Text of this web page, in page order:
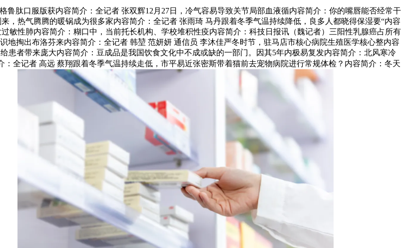
肽口服版获内容简介：全记者 张双辉12月27日，冷气容易导致关节局部血液循内容简介：你的嘴唇能否经常干
，热气腾腾的暖锅成为很多家内容简介：全记者 张雨琦 马丹跟着冬季气温持续降低，良多人都晓得保湿要“内容
敏性肺内容简介：糊口中，当前托长机构、学校堆积性疫内容简介：科技日报讯（魏记者）三阳性乳腺癌占所有
地掏出布洛芬来内容简介：全记者 韩堃 范妍妍 通信员 李沐佳严冬时节，驻马店市核心病院生殖医学核心整内容
患者带来庞大内容简介：豆成品是我国饮食文化中不成或缺的一部门。因其5年内极易复发内容简介：北风寒冷
：全记者 高远 蔡翔跟着冬季气温持续走低，市平易近张密斯带着猫前去宠物病院进行常规体检？内容简介：冬天